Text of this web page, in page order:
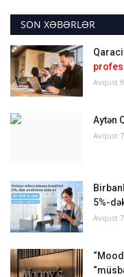
SON XƏBƏRLƏR
Avqust
Aytən
Avqust
5%-
Avqust